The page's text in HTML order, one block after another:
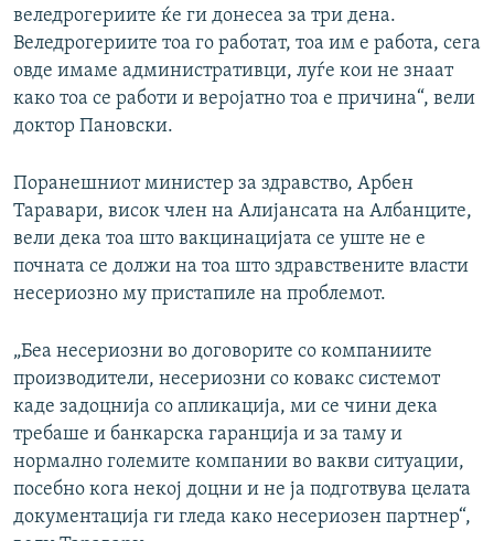
веледрогериите ќе ги донесеа за три дена.
Веледрогериите тоа го работат, тоа им е работа, сега
овде имаме административци, луѓе кои не знаат
како тоа се работи и веројатно тоа е причина“, вели
доктор Пановски.
Поранешниот министер за здравство, Арбен
Таравари, висок член на Алијансата на Албанците,
вели дека тоа што вакцинацијата се уште не е
почната се должи на тоа што здравствените власти
несериозно му пристапиле на проблемот.
„Беа несериозни во договорите со компаниите
производители, несериозни со ковакс системот
каде задоцнија со апликација, ми се чини дека
требаше и банкарска гаранција и за таму и
нормално големите компании во вакви ситуации,
посебно кога некој доцни и не ја подготвува целата
документација ги гледа како несериозен партнер“,